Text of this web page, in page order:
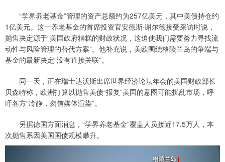
“学界养老基金”管理的资产总额约为257亿美元，其中美债持仓约
1亿美元。这一养老基金的首席投资官安德斯·谢尔德接受采访时说，
抛售决定源于“美国政府糟糕的财政状况，这迫使我们需要努力寻找流
动性与风险管理的替代方案”。他补充说，美欧围绕格陵兰岛的争端与
基金的最新决定“没有直接关联”。
同一天，正在瑞士达沃斯出席世界经济论坛年会的美国财政部长
贝森特称，欧洲打算以抛售美债“报复”美国的意图可能扰乱市场，呼
吁各方“冷静，勿信媒体渲染”。
另据德国方面消息，“学界养老基金”覆盖人员接近17.5万人，本
次抛售系因美国国债规模攀升。